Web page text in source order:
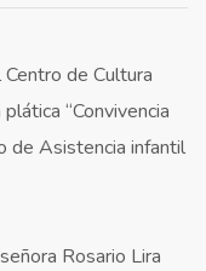
de Cultura
“Convivencia
de Asistencia infantil
Rosario Lira